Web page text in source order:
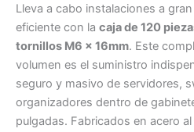
16mm
cantidad
Lleva a cabo instalaciones a
eficiente con la caja de 120
tornillos M6 x 16mm. Este
volumen es el suministro
seguro y masivo de servidores,
organizadores dentro de
pulgadas. Fabricados en acero